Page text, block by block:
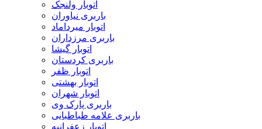
اتوبار ولنجک
باربری نیاوران
اتوبار میرداماد
باربری مرزداران
اتوبار گیشا
باربری کردستان
اتوبار ظفر
اتوبار بهشتی
اتوبار شهران
باربری پارک وی
باربری علامه طباطبایی
اتوبار زعفرانیه